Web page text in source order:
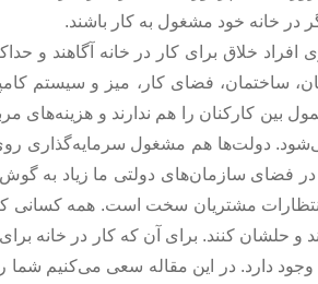
خانه خود مشغول به کار باشند.
خلاق برای کار در خانه آگاهند و
ساختمان، فضای کار، میز و سیستم
بین کارکنان را هم ندارند و هزینه‌های
دولت‌ها هم مشغول سرمایه‌گذاری روی
فضای سازمان‌های دولتی ما زیاد به
مشتریان سخت است. همه کسانی
و حلشان کنند. برای آن که کار در خانه
دارد. در این مقاله سعی می‌کنیم شما